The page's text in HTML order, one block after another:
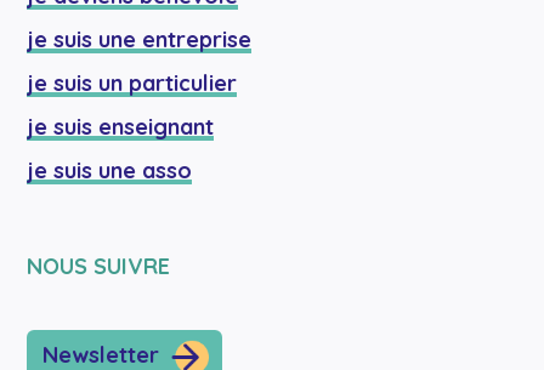
je suis une entreprise
je suis un particulier
je suis enseignant
je suis une asso
NOUS SUIVRE
Newsletter